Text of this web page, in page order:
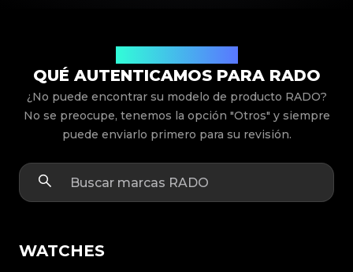
QUÉ AUTENTICAMOS PARA RADO
¿No puede encontrar su modelo de producto RADO?
No se preocupe, tenemos la opción "Otros" y siempre
puede enviarlo primero para su revisión.
WATCHES